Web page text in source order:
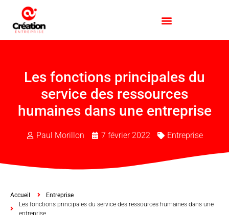
Les fonctions principales du
service des ressources
humaines dans une entreprise
Paul Morillon 7 février 2022 Entreprise
Accueil
Entreprise
Les fonctions principales du service des ressources humaines dans une